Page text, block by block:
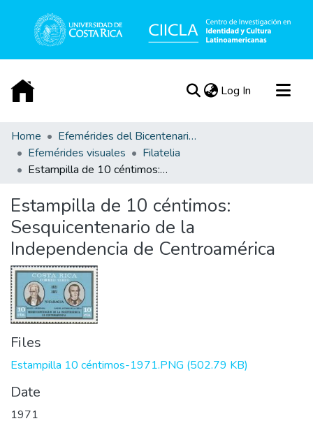
Log In (current)
Communities & Collections
All of DSpace
Statistics
Acerca de
Home
Efemérides del Bicentenario de la Independencia de Costa Rica
Efemérides visuales
Filatelia
Estampilla de 10 céntimos: Sesquicentenario de la Independencia de Centroamérica
Estampilla de 10 céntimos:
Sesquicentenario de la
Independencia de Centroamérica
Files
Estampilla 10 céntimos-1971.PNG (502.79 KB)
Date
1971